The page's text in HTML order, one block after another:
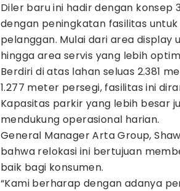
Diler baru ini hadir dengan konsep
dengan peningkatan fasilitas
pelanggan. Mulai dari area display
hingga area servis yang lebih
Berdiri di atas lahan seluas 2.381
1.277 meter persegi, fasilitas ini
Kapasitas parkir yang lebih besar
mendukung operasional harian.
General Manager Arta Group,
bahwa relokasi ini bertujuan
baik bagi konsumen.
“Kami berharap dengan adanya